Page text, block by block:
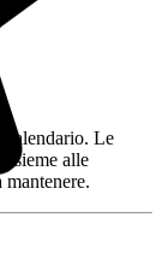
Le
alle